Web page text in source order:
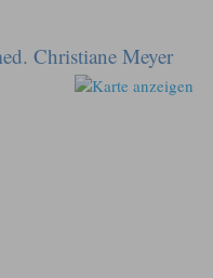
Christiane Meyer